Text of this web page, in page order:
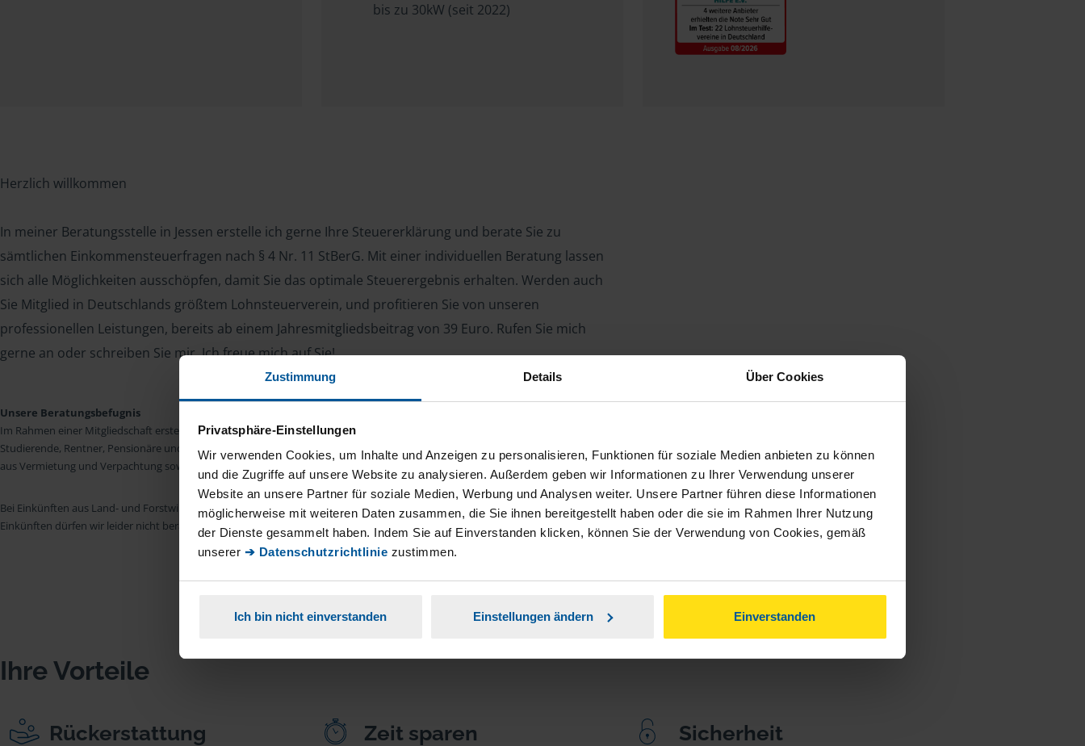
Zustimmung Details Über Cookies
Privatsphäre-Einstellungen
Wir verwenden Cookies, um Inhalte und Anzeigen zu personalisieren, Funktionen für soziale Medien anbieten zu können
und die Zugriffe auf unsere Website zu analysieren. Außerdem geben wir Informationen zu Ihrer Verwendung unserer
Website an unsere Partner für soziale Medien, Werbung und Analysen weiter. Unsere Partner führen diese Informationen
möglicherweise mit weiteren Daten zusammen, die Sie ihnen bereitgestellt haben oder die sie im Rahmen Ihrer Nutzung
der Dienste gesammelt haben. Indem Sie auf Einverstanden klicken, können Sie der Verwendung von Cookies, gemäß
unserer ➔ Datenschutzrichtlinie zustimmen.
Ich bin nicht einverstanden Einstellungen ändern Einverstanden
bis zu 30kW (seit 2022)
Herzlich willkommen
In meiner Beratungsstelle in Jessen erstelle ich gerne Ihre Steuererklärung und berate Sie zu
sämtlichen Einkommensteuerfragen nach § 4 Nr. 11 StBerG. Mit einer individuellen Beratung lassen
sich alle Möglichkeiten ausschöpfen, damit Sie das optimale Steuerergebnis erhalten. Werden auch
Sie Mitglied in Deutschlands größtem Lohnsteuerverein, und profitieren Sie von unseren
professionellen Leistungen, bereits ab einem Jahresmitgliedsbeitrag von 39 Euro. Rufen Sie mich
gerne an oder schreiben Sie mir. Ich freue mich auf Sie!
Unsere Beratungsbefugnis
Im Rahmen einer Mitgliedschaft erstellen wir die Einkommensteuererklärung für Arbeitnehmer, Beamte, Auszubildende,
Studierende, Rentner, Pensionäre und Unterhaltsempfänger nach § 4 Nr. 11 Steuerberatungsgesetz (StBerG). Auch bei Einkünften
aus Vermietung und Verpachtung sowie Kapitalerträgen sind wir in vielen Fällen der geeignete Dienstleister für Sie.
Bei Einkünften aus Land- und Forstwirtschaft, aus Gewerbebetrieb, aus selbstständiger Tätigkeit und umsatzsteuerpflichtigen
Einkünften dürfen wir leider nicht beraten.
Ihre Vorteile
Rückerstattung Zeit sparen Sicherheit